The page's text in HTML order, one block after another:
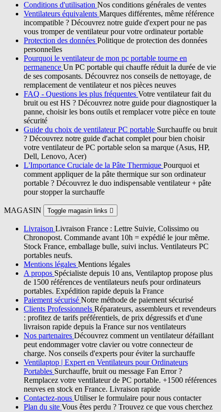
Conditions d'utilisation Nos conditions générales de ventes
Ventilateurs équivalents Marques différentes, même référence
incompatible ? Découvrez notre guide d'expert pour ne pas
vous tromper de ventilateur pour votre ordinateur portable
Protection des données Politique de protection des données
personnelles
Pourquoi le ventilateur de mon pc portable tourne en
permanence Un PC portable qui chauffe réduit la durée de vie
de ses composants. Découvrez nos conseils de nettoyage, de
remplacement de ventilateur et nos pièces neuves
FAQ - Questions les plus fréquentes Votre ventilateur fait du
bruit ou est HS ? Découvrez notre guide pour diagnostiquer la
panne, choisir les bons outils et remplacer votre pièce en toute
sécurité
Guide du choix de ventilateur PC portable Surchauffe ou bruit
? Découvrez notre guide d'achat complet pour bien choisir
votre ventilateur de PC portable selon sa marque (Asus, HP,
Dell, Lenovo, Acer)
L'Importance Cruciale de la Pâte Thermique Pourquoi et
comment appliquer de la pâte thermique sur son ordinateur
portable ? Découvrez le duo indispensable ventilateur + pâte
pour stopper la surchauffe
MAGASIN Toggle magasin links 
Livraison Livraison France : Lettre Suivie, Colissimo ou
Chronopost. Commande avant 10h = expédié le jour même.
Stock France, emballage bulle, suivi inclus. Ventilateurs PC
portables neufs.
Mentions légales Mentions légales
A propos Spécialiste depuis 10 ans, Ventilaptop propose plus
de 1500 références de ventilateurs neufs pour ordinateurs
portables. Expédition rapide depuis la France
Paiement sécurisé Notre méthode de paiement sécurisé
Clients Professionnels Réparateurs, assembleurs et revendeurs
: profitez de tarifs préférentiels, de prix dégressifs et d'une
livraison rapide depuis la France sur nos ventilateurs
Nos partenaires Découvrez comment un ventilateur défaillant
peut endommager votre clavier ou votre connecteur de
charge. Nos conseils d'experts pour éviter la surchauffe
Ventilaptop | Expert en Ventilateurs pour Ordinateurs
Portables Surchauffe, bruit ou message Fan Error ?
Remplacez votre ventilateur de PC portable. +1500 références
neuves en stock en France. Livraison rapide
Contactez-nous Utiliser le formulaire pour nous contacter
Plan du site Vous êtes perdu ? Trouvez ce que vous cherchez